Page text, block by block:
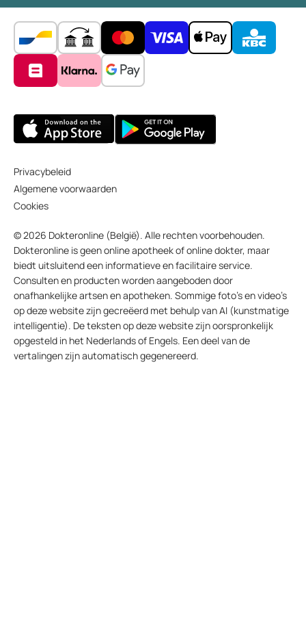
Privacybeleid
Algemene voorwaarden
Cookies
© 2026 Dokteronline (België). Alle rechten voorbehouden.
Dokteronline is geen online apotheek of online dokter, maar
biedt uitsluitend een informatieve en facilitaire service.
Consulten en producten worden aangeboden door
onafhankelijke artsen en apotheken. Sommige foto’s en video’s
op deze website zijn gecreëerd met behulp van AI (kunstmatige
intelligentie). De teksten op deze website zijn oorspronkelijk
opgesteld in het Nederlands of Engels. Een deel van de
vertalingen zijn automatisch gegenereerd.